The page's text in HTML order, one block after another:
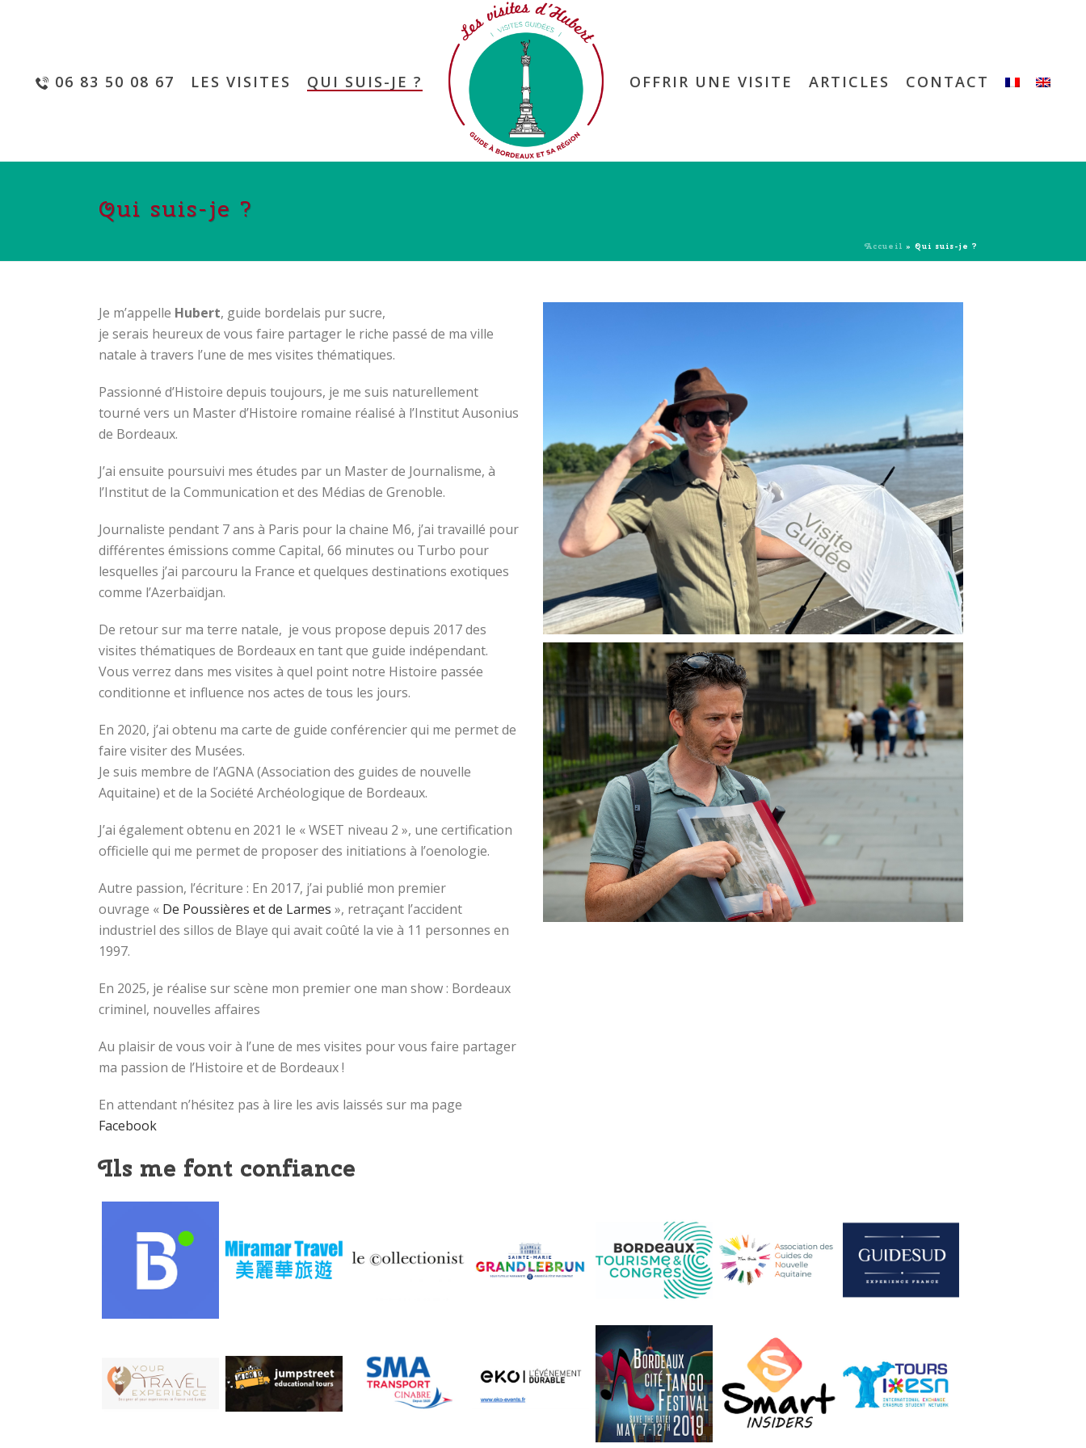
06 83 50 08 67 LES VISITES QUI SUIS-JE ? OFFRIR UNE VISITE ARTICLES CONTACT
Qui suis-je ?
Accueil » Qui suis-je ?
Je m’appelle Hubert, guide bordelais pur sucre,
je serais heureux de vous faire partager le riche passé de ma ville
natale à travers l’une de mes visites thématiques.
Passionné d’Histoire depuis toujours, je me suis naturellement
tourné vers un Master d’Histoire romaine réalisé à l’Institut Ausonius
de Bordeaux.
J’ai ensuite poursuivi mes études par un Master de Journalisme, à
l’Institut de la Communication et des Médias de Grenoble.
Journaliste pendant 7 ans à Paris pour la chaine M6, j’ai travaillé pour
différentes émissions comme Capital, 66 minutes ou Turbo pour
lesquelles j’ai parcouru la France et quelques destinations exotiques
comme l’Azerbaïdjan.
De retour sur ma terre natale, je vous propose depuis 2017 des
visites thématiques de Bordeaux en tant que guide indépendant.
Vous verrez dans mes visites à quel point notre Histoire passée
conditionne et influence nos actes de tous les jours.
En 2020, j’ai obtenu ma carte de guide conférencier qui me permet de
faire visiter des Musées.
Je suis membre de l’AGNA (Association des guides de nouvelle
Aquitaine) et de la Société Archéologique de Bordeaux.
J’ai également obtenu en 2021 le « WSET niveau 2 », une certification
officielle qui me permet de proposer des initiations à l’oenologie.
Autre passion, l’écriture : En 2017, j’ai publié mon premier
ouvrage « De Poussières et de Larmes », retraçant l’accident
industriel des sillos de Blaye qui avait coûté la vie à 11 personnes en
1997.
En 2025, je réalise sur scène mon premier one man show : Bordeaux
criminel, nouvelles affaires
Au plaisir de vous voir à l’une de mes visites pour vous faire partager
ma passion de l’Histoire et de Bordeaux !
En attendant n’hésitez pas à lire les avis laissés sur ma page
Facebook
Ils me font confiance